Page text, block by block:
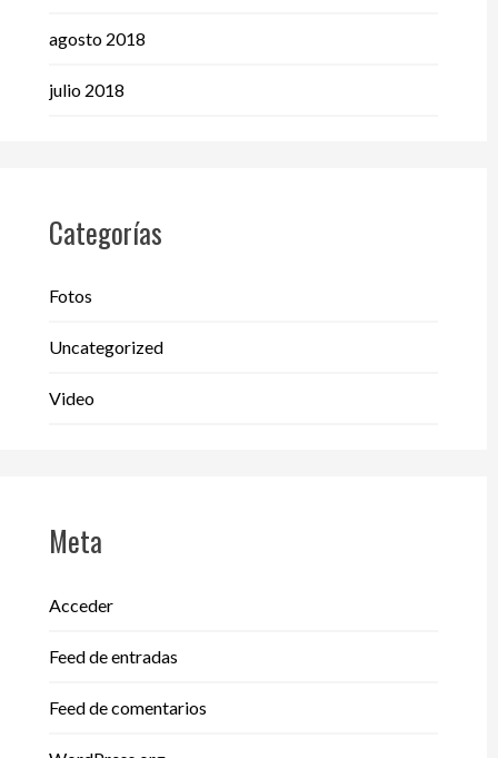
agosto 2018
julio 2018
Categorías
Fotos
Uncategorized
Video
Meta
Acceder
Feed de entradas
Feed de comentarios